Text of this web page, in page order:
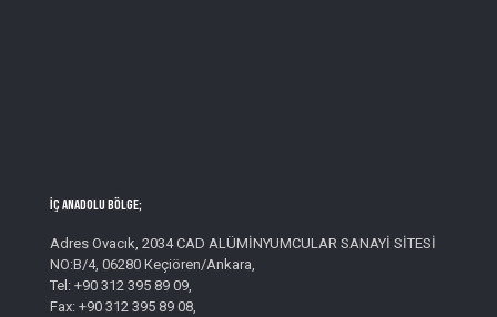
İç Anadolu Bölge;
Adres Ovacık, 2034 CAD ALÜMİNYUMCULAR SANAYİ SİTESİ
NO:B/4, 06280 Keçiören/Ankara,
Tel: +90 312 395 89 09,
Fax: +90 312 395 89 08,